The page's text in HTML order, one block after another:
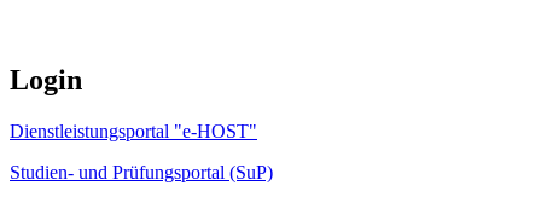
Login
Dienstleistungsportal "e-HOST"
Studien- und Prüfungsportal (SuP)